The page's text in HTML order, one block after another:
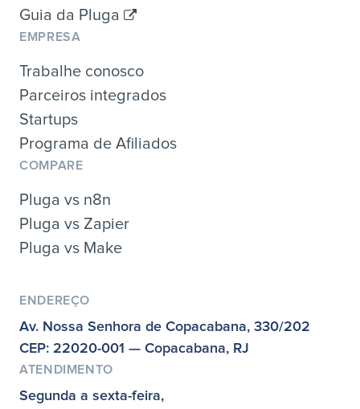
Guia da Pluga
EMPRESA
Trabalhe conosco
Parceiros integrados
Startups
Programa de Afiliados
COMPARE
Pluga vs n8n
Pluga vs Zapier
Pluga vs Make
ENDEREÇO
Av. Nossa Senhora de Copacabana, 330/202
CEP: 22020-001 — Copacabana, RJ
ATENDIMENTO
Segunda a sexta-feira,